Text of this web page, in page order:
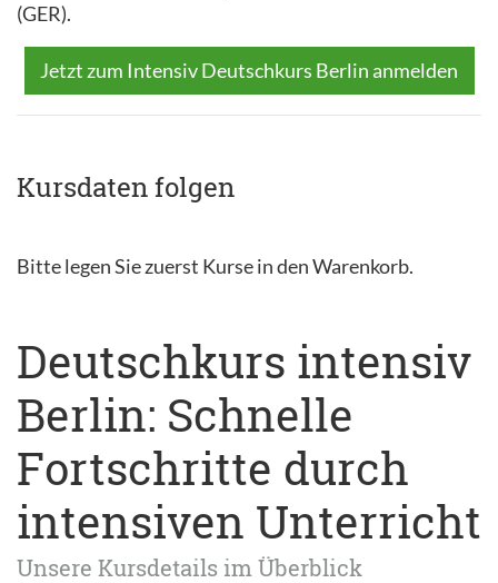
(GER).
Jetzt zum Intensiv Deutschkurs Berlin anmelden
Kursdaten folgen
Bitte legen Sie zuerst Kurse in den Warenkorb.
Deutschkurs intensiv
Berlin: Schnelle
Fortschritte durch
intensiven Unterricht
Unsere Kursdetails im Überblick